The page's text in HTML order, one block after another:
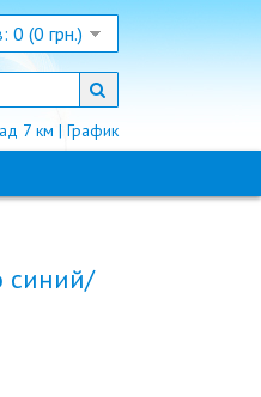
0 (0 грн.)
7 км | График
синий/